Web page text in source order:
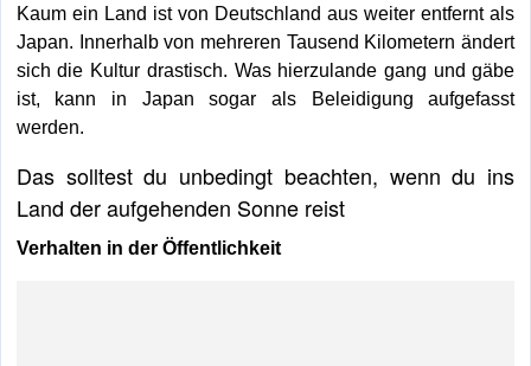
Kaum ein Land ist von Deutschland aus weiter entfernt als
Japan. Innerhalb von mehreren Tausend Kilometern ändert
sich die Kultur drastisch. Was hierzulande gang und gäbe
ist, kann in Japan sogar als Beleidigung aufgefasst
werden.
Das solltest du unbedingt beachten, wenn du ins
Land der aufgehenden Sonne reist
Verhalten in der Öffentlichkeit